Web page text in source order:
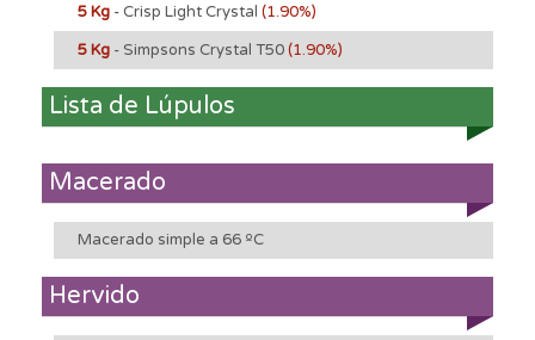
5 Kg - Crisp Light Crystal (1.90%)
5 Kg - Simpsons Crystal T50(1.90%)
Lista de Lúpulos
Macerado
Macerado simple a 66 ºC
Hervido